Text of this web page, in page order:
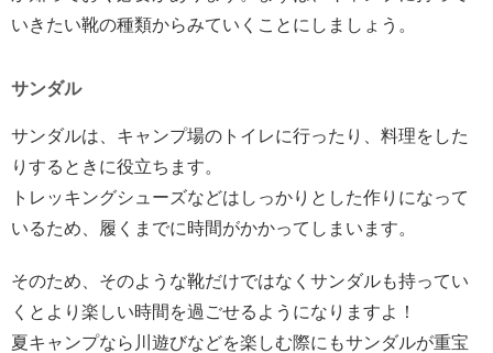
いきたい靴の種類からみていくことにしましょう。
サンダル
サンダルは、キャンプ場のトイレに行ったり、料理をした
りするときに役立ちます。
トレッキングシューズなどはしっかりとした作りになって
いるため、履くまでに時間がかかってしまいます。
そのため、そのような靴だけではなくサンダルも持ってい
くとより楽しい時間を過ごせるようになりますよ！
夏キャンプなら川遊びなどを楽しむ際にもサンダルが重宝